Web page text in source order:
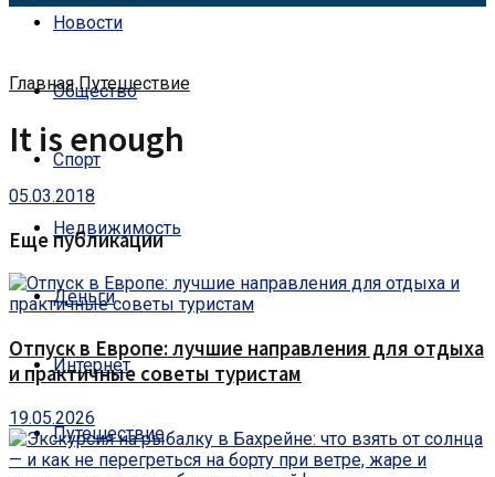
Новости
Общество
Спорт
Недвижимость
Деньги
Интернет
Путешествие
Главная Путешествие
It is enough
05.03.2018
Еще публикации
Отпуск в Европе: лучшие направления для отдыха
и практичные советы туристам
19.05.2026